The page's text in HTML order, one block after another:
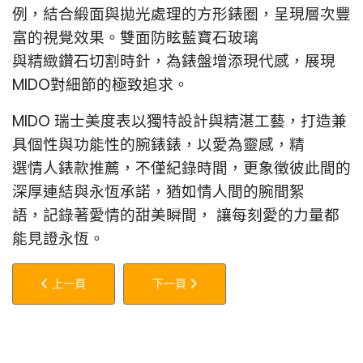
例，結合緞面與拋光處理的方形錶圈，呈現層次豐
富的視覺效果。雙面防眩藍寶石玻璃
與精緻鑽石切割時針，為錶盤增添現代感，展現
MIDO對細節的極致追求。
MIDO 瑞士美度表以獨特設計與精湛工藝，打造兼
具個性與功能性的腕錶錶，以愛為靈感，精
選情人錶款推薦，不僅紀錄時間，更象徵彼此間的
深厚連結與永恆承諾，猶如情人間的腕間絮
語，記錄著愛情的甜美瞬間， 讓每刻愛的力量都
能見證永恆。
上一篇文章: RADO瑞士雷達表再度攜手英國工業設計鬼才TEJ
上一頁 下一篇文章: TAYLORMADE全面進化！
下一頁